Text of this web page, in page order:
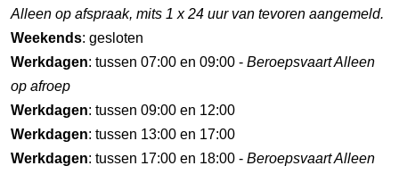
Alleen op afspraak, mits 1 x 24 uur van tevoren aangemeld.
Weekends: gesloten
Werkdagen: tussen 07:00 en 09:00 - Beroepsvaart Alleen
op afroep
Werkdagen: tussen 09:00 en 12:00
Werkdagen: tussen 13:00 en 17:00
Werkdagen: tussen 17:00 en 18:00 - Beroepsvaart Alleen